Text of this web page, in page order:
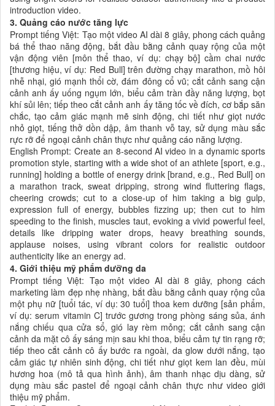
introduction video.
3. Quảng cáo nước tăng lực
Prompt tiếng Việt: Tạo một video AI dài 8 giây, phong cách quảng
bá thể thao năng động, bắt đầu bằng cảnh quay rộng của một
vận động viên [môn thể thao, ví dụ: chạy bộ] cầm chai nước
[thương hiệu, ví dụ: Red Bull] trên đường chạy marathon, mồ hôi
nhễ nhại, gió mạnh thổi cờ, đám đông cổ vũ; cắt cảnh sang cận
cảnh anh ấy uống ngụm lớn, biểu cảm tràn đầy năng lượng, bọt
khí sủi lên; tiếp theo cắt cảnh anh ấy tăng tốc về đích, cơ bắp săn
chắc, tạo cảm giác mạnh mẽ sinh động, chi tiết như giọt nước
nhỏ giọt, tiếng thở dồn dập, âm thanh vỗ tay, sử dụng màu sắc
rực rỡ để ngoại cảnh chân thực như quảng cáo năng lượng.
English Prompt: Create an 8-second AI video in a dynamic sports
promotion style, starting with a wide shot of an athlete [sport, e.g.,
running] holding a bottle of energy drink [brand, e.g., Red Bull] on
a marathon track, sweat dripping, strong wind fluttering flags,
cheering crowds; cut to a close-up of him taking a big gulp,
expression full of energy, bubbles fizzing up; then cut to him
speeding to the finish, muscles taut, evoking a vivid powerful feel,
details like dripping water drops, heavy breathing sounds,
applause noises, using vibrant colors for realistic outdoor
authenticity like an energy ad.
4. Giới thiệu mỹ phẩm dưỡng da
Prompt tiếng Việt: Tạo một video AI dài 8 giây, phong cách
marketing làm đẹp nhẹ nhàng, bắt đầu bằng cảnh quay rộng của
một phụ nữ [tuổi tác, ví dụ: 30 tuổi] thoa kem dưỡng [sản phẩm,
ví dụ: serum vitamin C] trước gương trong phòng sáng sủa, ánh
nắng chiếu qua cửa sổ, gió lay rèm mỏng; cắt cảnh sang cận
cảnh da mặt cô ấy sáng mịn sau khi thoa, biểu cảm tự tin rạng rỡ;
tiếp theo cắt cảnh cô ấy bước ra ngoài, da glow dưới nắng, tạo
cảm giác tự nhiên sinh động, chi tiết như giọt kem lan đều, mùi
hương hoa (mô tả qua hình ảnh), âm thanh nhạc dịu dàng, sử
dụng màu sắc pastel để ngoại cảnh chân thực như video giới
thiệu mỹ phẩm.